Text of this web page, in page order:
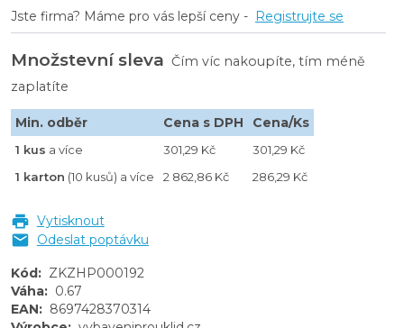
Jste firma? Máme pro vás lepší ceny - Registrujte se
Množstevní sleva Čím víc nakoupíte, tím méně
zaplatíte
Min. odběr Cena s DPH Cena/Ks
1 kus a více 301,29 Kč
301,29 Kč
1 karton (10 kusů) a více 2 862,86 Kč 286,29 Kč
Vytisknout
Odeslat poptávku
Kód: ZKZHP000192
Váha: 0.67
EAN: 8697428370314